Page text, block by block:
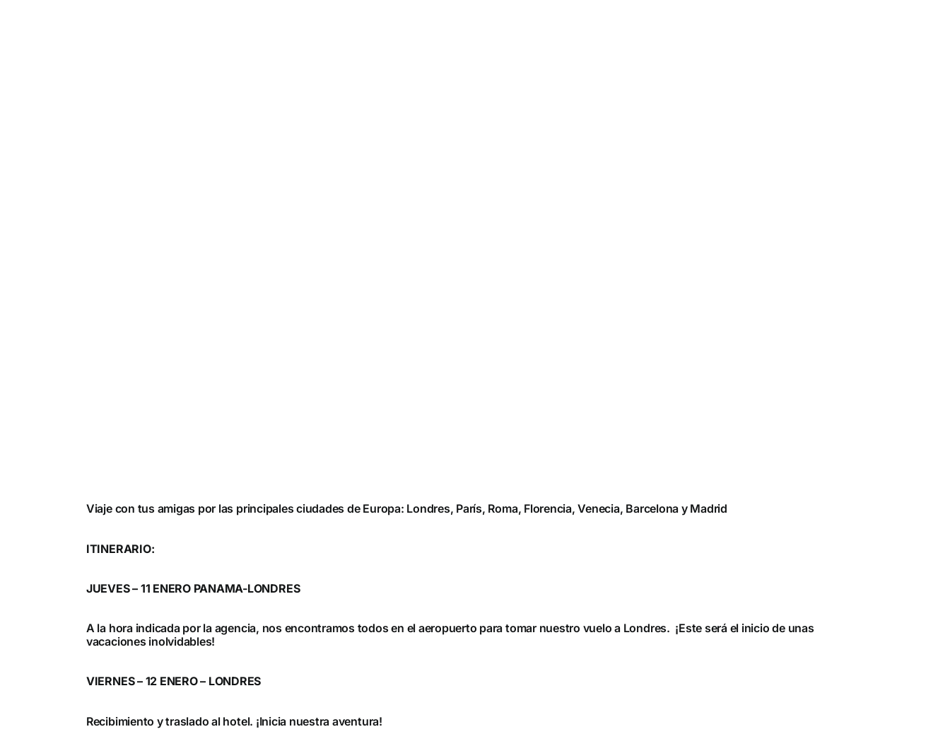
Viaje con tus amigas por las principales ciudades de Europa: Londres, París, Roma, Florencia, Venecia, Barcelona y Madrid
ITINERARIO:
JUEVES – 11 ENERO PANAMA-LONDRES
A la hora indicada por la agencia, nos encontramos todos en el aeropuerto para tomar nuestro vuelo a Londres. ¡Este será el inicio de unas
vacaciones inolvidables!
VIERNES – 12 ENERO – LONDRES
Recibimiento y traslado al hotel. ¡Inicia nuestra aventura!